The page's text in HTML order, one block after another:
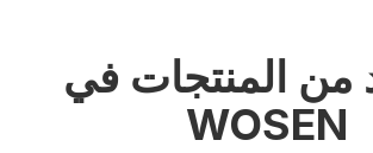
من المنتجات في
WOSEN